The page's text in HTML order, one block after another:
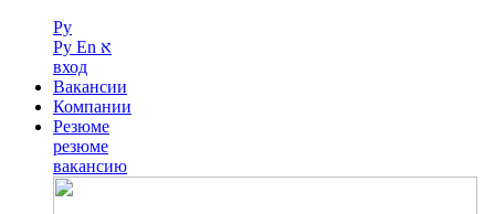
Ру
Ру En א
вход
Вакансии
Компании
Резюме
резюме
вакансию